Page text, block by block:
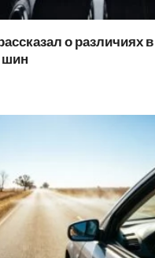
о различиях
шин